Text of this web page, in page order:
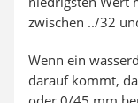
zwischen ../32
Wenn ein
darauf kommt,